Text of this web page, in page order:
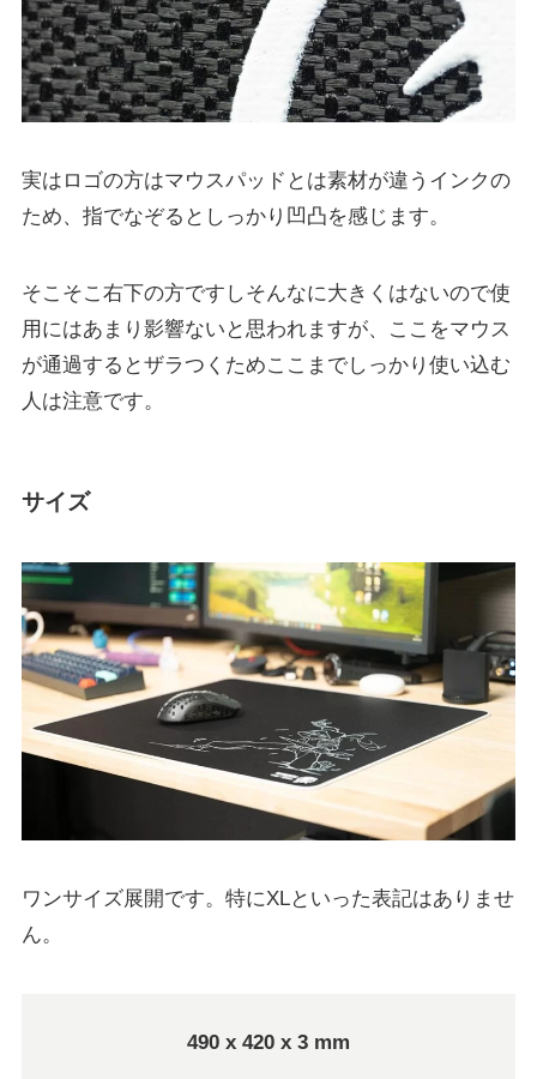
実はロゴの方はマウスパッドとは素材が違うインクの
ため、指でなぞるとしっかり凹凸を感じます。
そこそこ右下の方ですしそんなに大きくはないので使
用にはあまり影響ないと思われますが、ここをマウス
が通過するとザラつくためここまでしっかり使い込む
人は注意です。
サイズ
ワンサイズ展開です。特にXLといった表記はありませ
ん。
490 x 420 x 3 mm